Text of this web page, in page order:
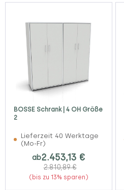
BOSSE Schrank | 4 OH Größe
2
Lieferzeit 40 Werktage
(Mo-Fr)
ab2.453,13 €
2.810,89 €
(bis zu 13% sparen)